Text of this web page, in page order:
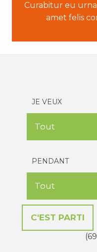
Curabitur eu
amet felis
JE VEUX
PENDANT